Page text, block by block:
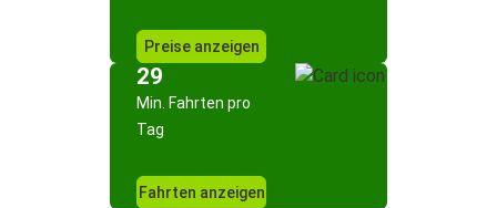
Preise anzeigen
29
Min. Fahrten pro
Tag
Fahrten anzeigen